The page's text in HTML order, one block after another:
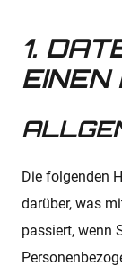
1.
EINEN
Die folgenden
darüber, was
passiert, wenn